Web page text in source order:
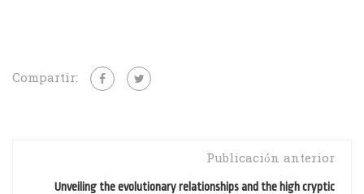
Compartir:
Publicación anterior
Unveiling the evolutionary relationships and the high cryptic